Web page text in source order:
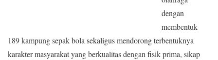
dengan
membentuk
189 kampung sepak bola sekaligus mendorong terbentuknya
karakter masyarakat yang berkualitas dengan fisik prima, sikap